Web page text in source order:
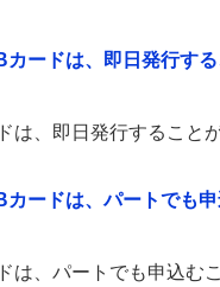
ードは、即日発行する
は、即日発行すること
ードは、パートでも
は、パートでも申込む